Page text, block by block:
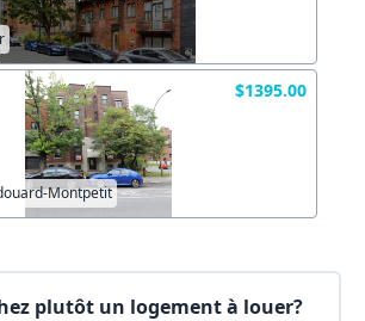
$1395.00
Montpetit
plutôt un logement à louer?